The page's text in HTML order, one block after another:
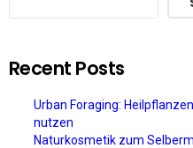
Recent Posts
Urban Foraging:
nutzen
Naturkosmetik zum